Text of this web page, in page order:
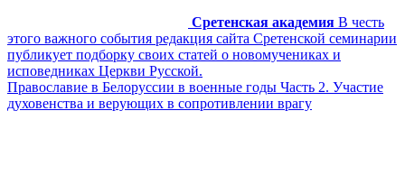
Сретенская академия В честь
этого важного события редакция сайта Сретенской семинарии
публикует подборку своих статей о новомучениках и
исповедниках Церкви Русской.
Православие в Белоруссии в военные годы Часть 2. Участие
духовенства и верующих в сопротивлении врагу